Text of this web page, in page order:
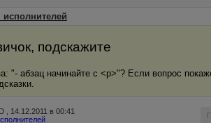
подскажите
"- абзац начинайте с <p>"? Если вопрос
, 14.12.2011 в 00:41